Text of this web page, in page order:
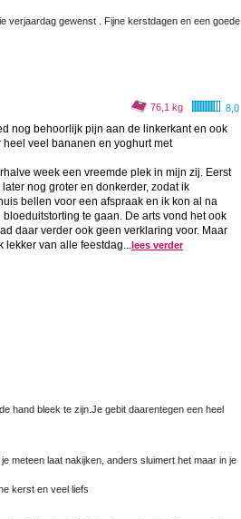
verjaardag gewenst . Fijne kerstdagen en een goede
8,0
76,1 kg
nog behoorlijk pijn aan de linkerkant en ook
veel bananen en yoghurt met
week een vreemde plek in mijn zij. Eerst
nog groter en donkerder, zodat ik
bellen voor een afspraak en ik kon al na
te gaan. De arts vond het ook
daar verder ook geen verklaring voor. Maar
lekker van alle feestdag...lees verder
hand bleek te zijn.Je gebit daarentegen een heel
meteen laat nakijken, anders sluimert het maar in je
kerst en veel liefs